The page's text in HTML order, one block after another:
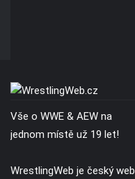
Vše o WWE & AEW na
jednom místě už 19 let!
WrestlingWeb je český web